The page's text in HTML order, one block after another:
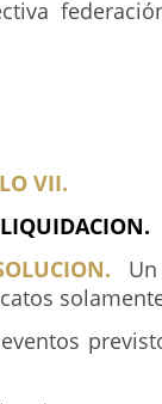
VII.